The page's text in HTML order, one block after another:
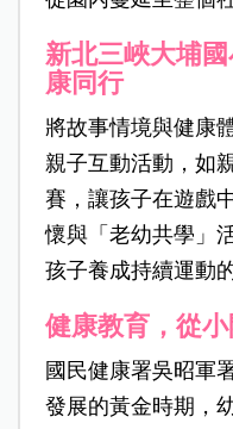
新北三峽大埔
康同行
將故事情境與健康
親子互動活動，如
賽，讓孩子在遊戲
懷與「老幼共學」
孩子養成持續運動
健康教育，從
國民健康署吳昭軍
發展的黃金時期，